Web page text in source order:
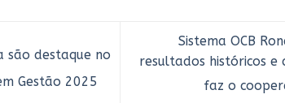
são destaque no
Gestão 2025
Sistema OCB
resultados históricos
faz o